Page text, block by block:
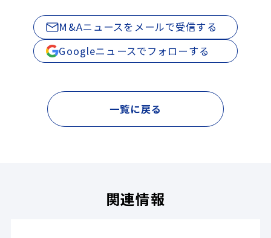
M&Aニュースをメールで受信する
Googleニュースでフォローする
一覧に戻る
関連情報